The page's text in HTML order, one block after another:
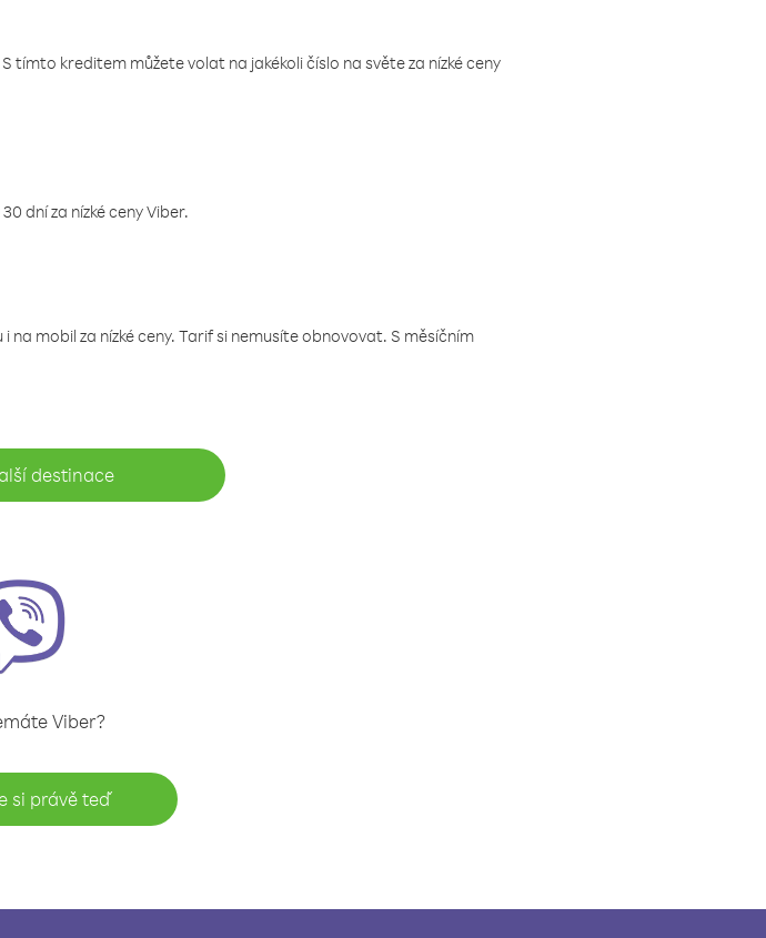
tímto kreditem můžete volat na jakékoli číslo na světe za nízké ceny
dní za nízké ceny Viber.
mobil za nízké ceny. Tarif si nemusíte obnovovat. S měsíčním
destinace
Viber?
si právě teď